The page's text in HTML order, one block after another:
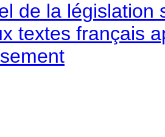
de la législation
textes français